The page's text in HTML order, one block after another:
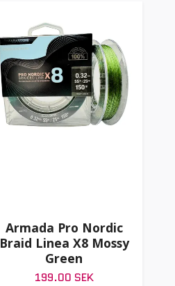
Armada Pro Nordic
Braid Linea X8 Mossy
Green
199.00 SEK